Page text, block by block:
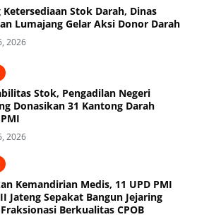
Ketersediaan Stok Darah, Dinas
Lumajang Gelar Aksi Donor Darah
2026
Stok, Pengadilan Negeri
Donasikan 31 Kantong Darah
2026
Kemandirian Medis, 11 UPD PMI
Jateng Sepakat Bangun Jejaring
Berkualitas CPOB